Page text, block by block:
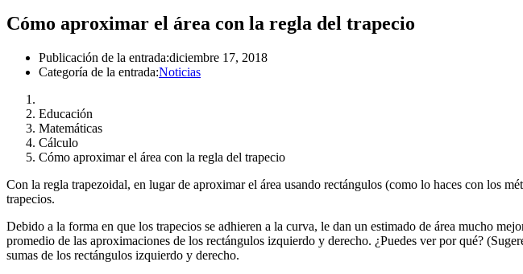
Cómo aproximar el área con la regla del trapecio
Publicación de la entrada:diciembre 17, 2018
Categoría de la entrada:Noticias
Educación
Matemáticas
Cálculo
Cómo aproximar el área con la regla del trapecio
Con la regla trapezoidal, en lugar de aproximar el área usando rectángulos (como lo haces con los
trapecios.
Debido a la forma en que los trapecios se adhieren a la curva, le dan un estimado de área mucho
promedio de las aproximaciones de los rectángulos izquierdo y derecho. ¿Puedes ver por qué?
sumas de los rectángulos izquierdo y derecho.